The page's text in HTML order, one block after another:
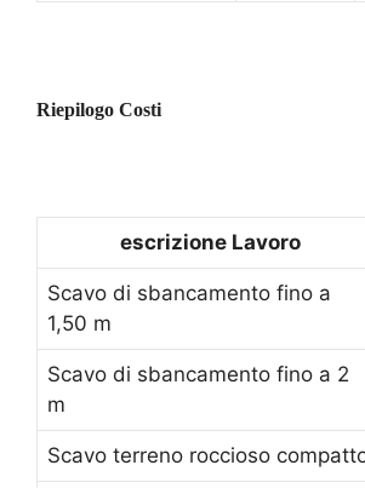
Riepilogo Costi
escrizione Lavoro
Scavo di sbancamento fino a
1,50 m
Scavo di sbancamento fino a 2
m
Scavo terreno roccioso